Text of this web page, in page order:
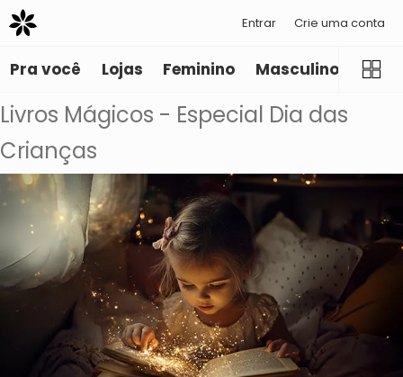
Entrar Crie uma conta
Pra você Lojas Feminino Masculino
Livros Mágicos - Especial Dia das
Crianças